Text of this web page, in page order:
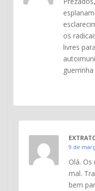
os
livres
9 de
Olá.
mal.
bem